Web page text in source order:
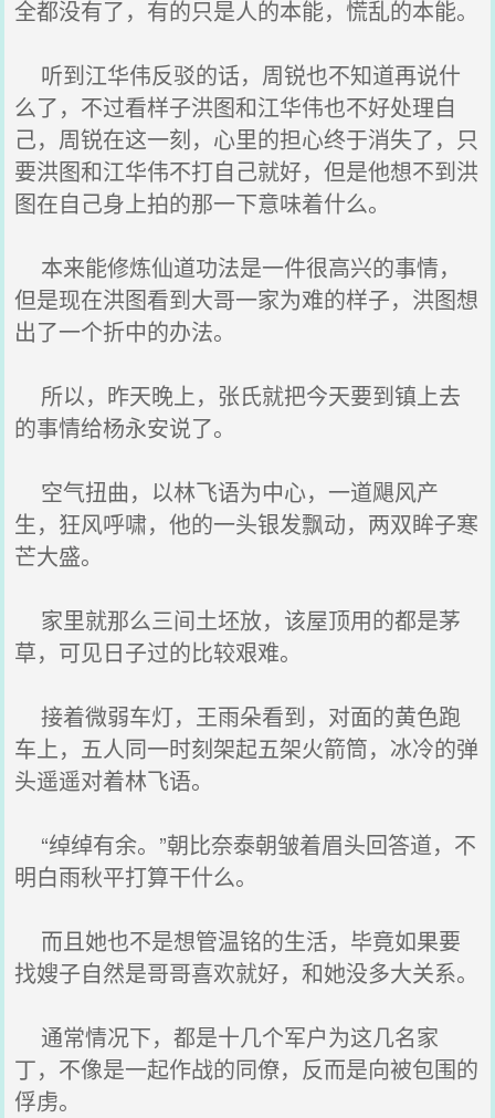
全都没有了，有的只是人的本能，慌乱的本能。
听到江华伟反驳的话，周锐也不知道再说什
么了，不过看样子洪图和江华伟也不好处理自
己，周锐在这一刻，心里的担心终于消失了，只
要洪图和江华伟不打自己就好，但是他想不到洪
图在自己身上拍的那一下意味着什么。
本来能修炼仙道功法是一件很高兴的事情，
但是现在洪图看到大哥一家为难的样子，洪图想
出了一个折中的办法。
所以，昨天晚上，张氏就把今天要到镇上去
的事情给杨永安说了。
空气扭曲，以林飞语为中心，一道飓风产
生，狂风呼啸，他的一头银发飘动，两双眸子寒
芒大盛。
家里就那么三间土坯放，该屋顶用的都是茅
草，可见日子过的比较艰难。
接着微弱车灯，王雨朵看到，对面的黄色跑
车上，五人同一时刻架起五架火箭筒，冰冷的弹
头遥遥对着林飞语。
“绰绰有余。”朝比奈泰朝皱着眉头回答道，不
明白雨秋平打算干什么。
而且她也不是想管温铭的生活，毕竟如果要
找嫂子自然是哥哥喜欢就好，和她没多大关系。
通常情况下，都是十几个军户为这几名家
丁，不像是一起作战的同僚，反而是向被包围的
俘虏。